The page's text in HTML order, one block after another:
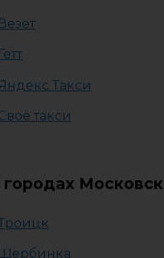
Везет
Гетт
Такси
такси
городах
Щербинка